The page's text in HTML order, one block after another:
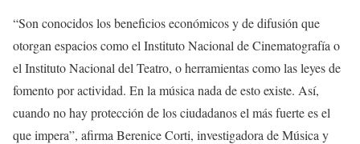
“Son conocidos los beneficios económicos y de difusión que
otorgan espacios como el Instituto Nacional de Cinematografía o
el Instituto Nacional del Teatro, o herramientas como las leyes de
fomento por actividad. En la música nada de esto existe. Así,
cuando no hay protección de los ciudadanos el más fuerte es el
que impera”, afirma Berenice Corti, investigadora de Música y